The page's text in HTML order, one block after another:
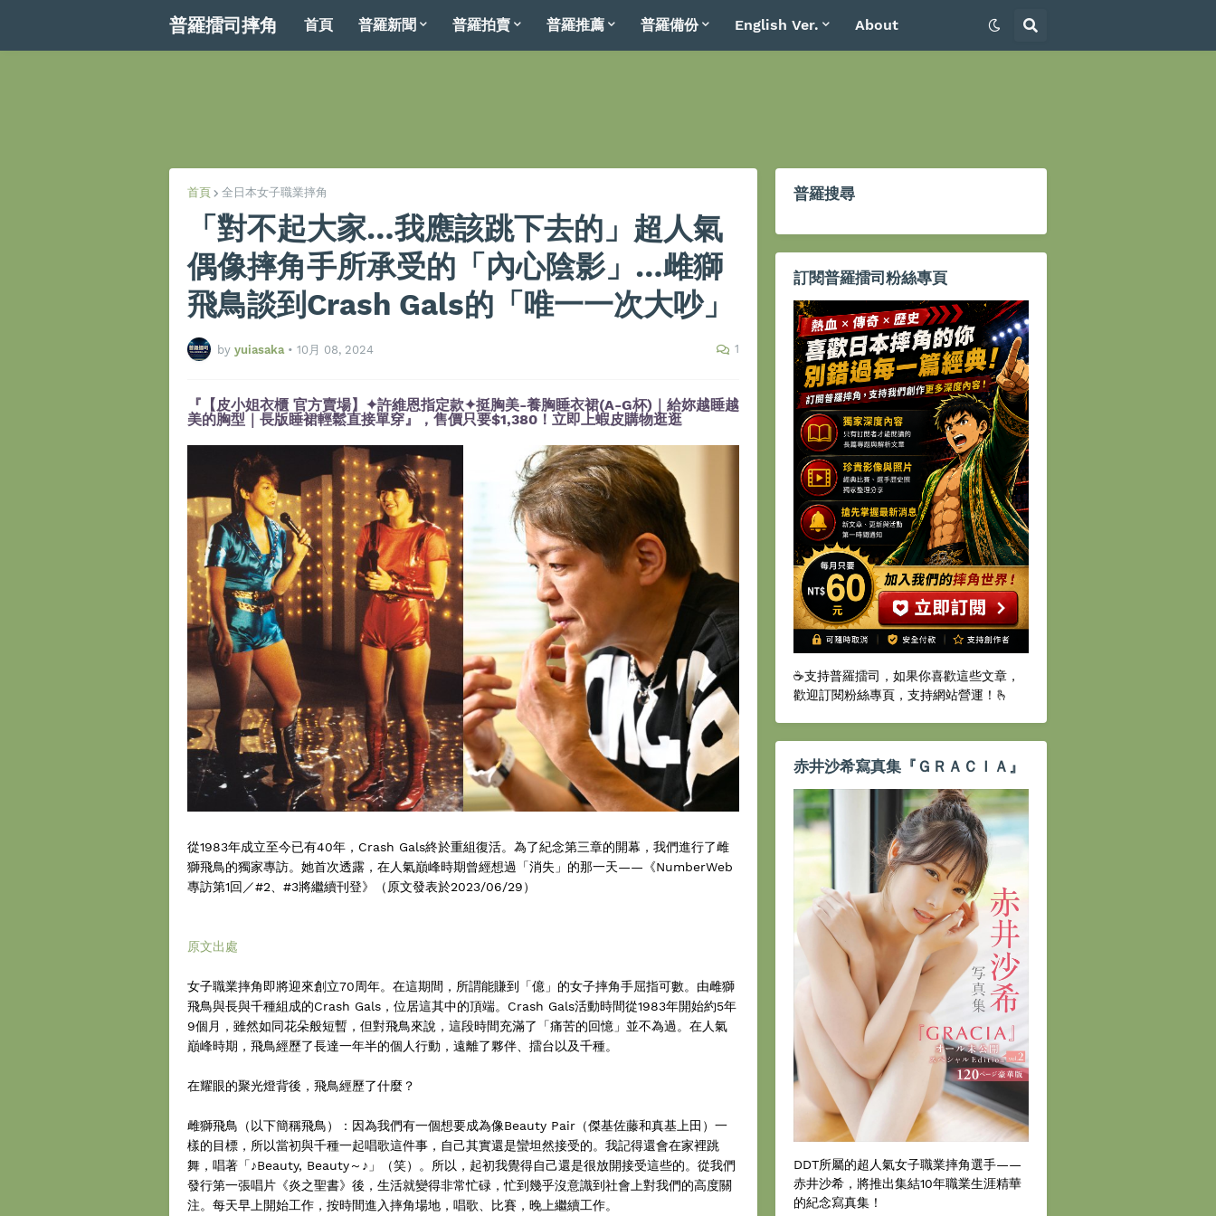
普羅擂司摔角 首頁 普羅新聞 普羅拍賣 普羅推薦 普羅備份 English Ver. About
首頁 全日本女子職業摔角
「對不起大家…我應該跳下去的」超人氣
偶像摔角手所承受的「內心陰影」…雌獅
飛鳥談到Crash Gals的「唯一一次大吵」
by yuiasaka • 10月 08, 2024 1
『【皮小姐衣櫃 官方賣場】✦許維恩指定款✦挺胸美-養胸睡衣裙(A-G杯)｜給妳越睡越
美的胸型｜長版睡裙輕鬆直接單穿』，售價只要$1,380！立即上蝦皮購物逛逛
從1983年成立至今已有40年，Crash Gals終於重組復活。為了紀念第三章的開幕，我們進行了雌
獅飛鳥的獨家專訪。她首次透露，在人氣巔峰時期曾經想過「消失」的那一天——《NumberWeb
專訪第1回／#2、#3將繼續刊登》（原文發表於2023/06/29）
原文出處
女子職業摔角即將迎來創立70周年。在這期間，所謂能賺到「億」的女子摔角手屈指可數。由雌獅
飛鳥與長與千種組成的Crash Gals，位居這其中的頂端。Crash Gals活動時間從1983年開始約5年
9個月，雖然如同花朵般短暫，但對飛鳥來說，這段時間充滿了「痛苦的回憶」並不為過。在人氣
巔峰時期，飛鳥經歷了長達一年半的個人行動，遠離了夥伴、擂台以及千種。
在耀眼的聚光燈背後，飛鳥經歷了什麼？
雌獅飛鳥（以下簡稱飛鳥）：因為我們有一個想要成為像Beauty Pair（傑基佐藤和真基上田）一
樣的目標，所以當初與千種一起唱歌這件事，自己其實還是蠻坦然接受的。我記得還會在家裡跳
舞，唱著「♪Beauty, Beauty～♪」（笑）。所以，起初我覺得自己還是很放開接受這些的。從我們
發行第一張唱片《炎之聖書》後，生活就變得非常忙碌，忙到幾乎沒意識到社會上對我們的高度關
注。每天早上開始工作，按時間進入摔角場地，唱歌、比賽，晚上繼續工作。
普羅搜尋
訂閱普羅擂司粉絲專頁
☕️支持普羅擂司，如果你喜歡這些文章，
歡迎訂閱粉絲專頁，支持網站營運！🫰
赤井沙希寫真集『ＧＲＡＣＩＡ』
DDT所屬的超人氣女子職業摔角選手——
赤井沙希，將推出集結10年職業生涯精華
的紀念寫真集！